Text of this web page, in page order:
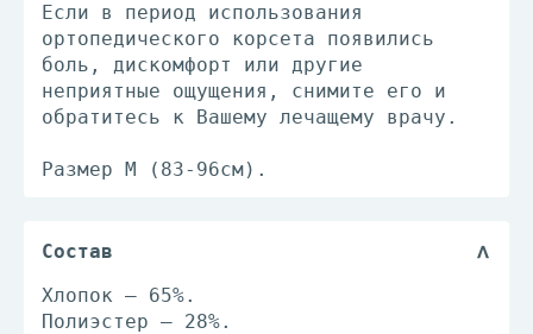
Если в период использования
ортопедического корсета появились
боль, дискомфорт или другие
неприятные ощущения, снимите его и
обратитесь к Вашему лечащему врачу.
Размер М (83-96см).
Состав
Хлопок — 65%.
Полиэстер — 28%.